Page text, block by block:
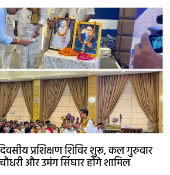
प्रशिक्षण शिविर शुरू, कल गुरुवार
और उमंग सिंघार होंगे शामिल